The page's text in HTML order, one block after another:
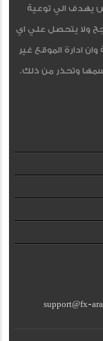
يهدف الي توعية
ولا يتحصل علي اي
ادارة الموقع غير
وتحذر من ذلك.
support@fx-